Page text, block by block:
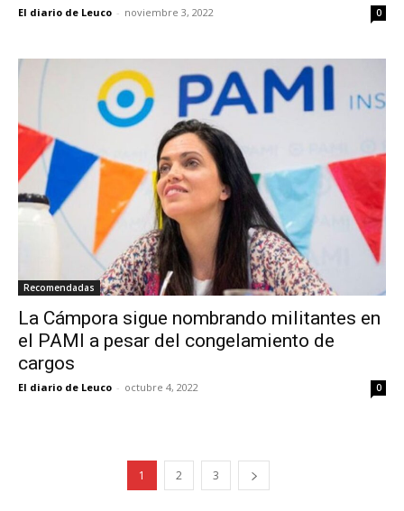
El diario de Leuco - noviembre 3, 2022 0
Recomendadas
La Cámpora sigue nombrando militantes en
el PAMI a pesar del congelamiento de
cargos
El diario de Leuco - octubre 4, 2022 0
1 2 3